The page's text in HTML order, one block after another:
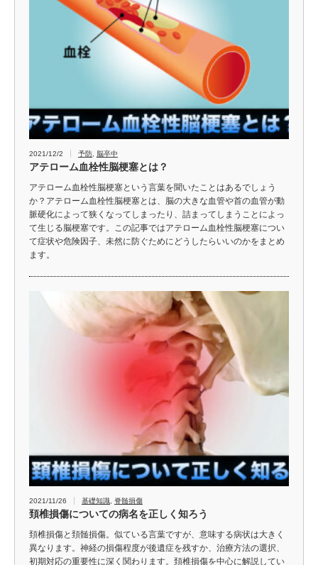
2021/12/2 予防, 脳卒中
アテローム血栓性脳梗塞とは？
アテローム血栓性脳梗塞という言葉を聞いたことはあるでしょう
か？アテローム血栓性脳梗塞とは、脳の大きな血管や首の血管が動
脈硬化によって狭くなってしまったり、詰まってしまうことによっ
て生じる脳梗塞です。この記事ではアテローム血栓性脳梗塞につい
て症状や危険因子、未然に防ぐためにどうしたらいいのかをまとめ
ます。
2021/11/26 基礎知識 脊髄損傷
頚椎損傷についての病名を正しく知ろう
頚椎損傷と頚髄損傷。似ている言葉ですが、意味する病状は大きく
異なります。神経の損傷程度が後遺症を残すか、治療方法の選択、
初期対応の重要性に深く関わります。頚椎損傷を中心に解説してい